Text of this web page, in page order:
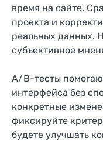
время на сайте.
проекта и
реальных данных.
субъективное
A/B-тесты
интерфейса без
конкретные
фиксируйте
будете улучшать